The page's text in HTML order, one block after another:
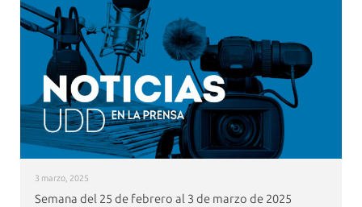
3 marzo, 2025
Semana del 25 de febrero al 3 de marzo de 2025